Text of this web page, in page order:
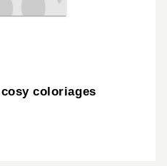
coloriages